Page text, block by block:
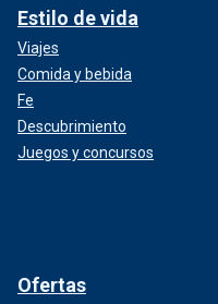
Estilo de vida
Viajes
Comida y bebida
Fe
Descubrimiento
Juegos y concursos
Ofertas